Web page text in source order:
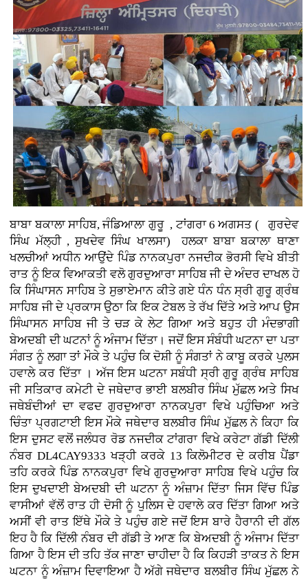
ਬਾਬਾ ਬਕਾਲਾ ਸਾਹਿਬ, ਜੰਡਿਆਲਾ ਗੁਰੂ , ਟਾਂਗਰਾ 6 ਅਗਸਤ ( ਗੁਰਦੇਵ
ਸਿੰਘ ਮੱਲ੍ਹੀ , ਸੁਖਦੇਵ ਸਿੰਘ ਖਾਲਸਾ)
ਹਲਕਾ ਬਾਬਾ ਬਕਾਲਾ ਥਾਣਾ
ਖਲਚੀਆਂ ਅਧੀਨ ਆਉਂਦੇ ਪਿੰਡ ਨਾਨਕਪੁਰਾ ਨਜਦੀਕ ਭੋਰਸੀ ਵਿਖੇ ਬੀਤੀ
ਰਾਤ ਨੂੰ ਇਕ ਵਿਆਕਤੀ ਵਲੋ ਗੁਰਦੁਆਰਾ ਸਾਹਿਬ ਜੀ ਦੇ ਅੰਦਰ ਦਾਖਲ ਹੋ
ਕਿ ਸਿੰਘਾਸਨ ਸਾਹਿਬ ਤੇ ਸੁਭਾਏਮਾਨ ਕੀਤੇ ਗਏ ਧੰਨ ਧੰਨ ਸ੍ਰੀ ਗੁਰੂ ਗ੍ਰੰਥ
ਸਾਹਿਬ ਜੀ ਦੇ ਪ੍ਰਕਾਸ ਉਠਾ ਕਿ ਇਕ ਟੇਬਲ ਤੇ ਰੱਖ ਦਿੱਤੇ ਅਤੇ ਆਪ ਉਸ
ਸਿੰਘਾਸਨ ਸਾਹਿਬ ਜੀ ਤੇ ਚੜ ਕੇ ਲੇਟ ਗਿਆ ਅਤੇ ਬਹੁਤ ਹੀ ਮੰਦਭਾਗੀ
ਬੇਅਦਬੀ ਦੀ ਘਟਨਾਂ ਨੂੰ ਅੰਜਾਮ ਦਿੱਤਾ। ਜਦੋਂ ਇਸ ਸੰਬੰਧੀ ਘਟਨਾ ਦਾ ਪਤਾ
ਸੰਗਤ ਨੂੰ ਲਗਾ ਤਾਂ ਮੌਕੇ ਤੇ ਪਹੁੰਚ ਕਿ ਦੋਸ਼ੀ ਨੂੰ ਸੰਗਤਾਂ ਨੇ ਕਾਬੂ ਕਰਕੇ ਪੁਲਸ
ਹਵਾਲੇ ਕਰ ਦਿੱਤਾ । ਅੱਜ ਇਸ ਘਟਨਾ ਸਬੰਧੀ ਸ੍ਰੀ ਗੁਰੂ ਗ੍ਰੰਥ ਸਾਹਿਬ
ਜੀ ਸਤਿਕਾਰ ਕਮੇਟੀ ਦੇ ਜਥੇਦਾਰ ਭਾਈ ਬਲਬੀਰ ਸਿੰਘ ਮੁੱਛਲ ਅਤੇ ਸਿਖ
ਜਥੇਬੰਦੀਆਂ ਦਾ ਵਫਦ ਗੁਰਦੁਆਰਾ ਨਾਨਕਪੁਰਾ ਵਿਖੇ ਪਹੁੰਚਿਆ ਅਤੇ
ਚਿੰਤਾ ਪ੍ਰਗਟਾਈ ਇਸ ਮੌਕੇ ਜਥੇਦਾਰ ਬਲਬੀਰ ਸਿੰਘ ਮੁੱਛਲ ਨੇ ਕਿਹਾ ਕਿ
ਇਸ ਦੁਸਟ ਵਲੋਂ ਜਲੰਧਰ ਰੋਡ ਨਜਦੀਕ ਟਾਂਗਰਾ ਵਿਖੇ ਕਰੇਟਾ ਗੱਡੀ ਦਿੱਲੀ
ਨੰਬਰ DL4CAY9333 ਖੜ੍ਹੀ ਕਰਕੇ 13 ਕਿਲੋਮੀਟਰ ਦੇ ਕਰੀਬ ਪੈਂਡਾ
ਤਹਿ ਕਰਕੇ ਪਿੰਡ ਨਾਨਕਪੁਰਾ ਵਿਖੇ ਗੁਰਦੁਆਰਾ ਸਾਹਿਬ ਵਿਖੇ ਪਹੁੰਚ ਕਿ
ਇਸ ਦੁਖਦਾਈ ਬੇਅਦਬੀ ਦੀ ਘਟਨਾ ਨੂੰ ਅੰਜ਼ਾਮ ਦਿੱਤਾ ਜਿਸ ਵਿੱਚ ਪਿੰਡ
ਵਾਸੀਆਂ ਵੱਲੋਂ ਰਾਤ ਹੀ ਦੋਸੀ ਨੂੰ ਪੁਲਿਸ ਦੇ ਹਵਾਲੇ ਕਰ ਦਿੱਤਾ ਗਿਆ ਅਤੇ
ਅਸੀਂ ਵੀ ਰਾਤ ਇੱਥੇ ਮੌਕੇ ਤੇ ਪਹੁੰਚ ਗਏ ਜਦੋਂ ਇਸ ਬਾਰੇ ਹੈਰਾਨੀ ਦੀ ਗੱਲ
ਇਹ ਹੈ ਕਿ ਦਿੱਲੀ ਨੰਬਰ ਦੀ ਗੱਡੀ ਤੇ ਆਣ ਕਿ ਬੇਅਦਬੀ ਨੂੰ ਅੰਜਾਮ ਦਿੱਤਾ
ਗਿਆ ਹੈ ਇਸ ਦੀ ਤਹਿ ਤੱਕ ਜਾਣਾ ਚਾਹੀਦਾ ਹੈ ਕਿ ਕਿਹੜੀ ਤਾਕਤ ਨੇ ਇਸ
ਘਟਨਾ ਨੂੰ ਅੰਜ਼ਾਮ ਦਿਵਾਇਆ ਹੈ ਅੱਗੇ ਜਥੇਦਾਰ ਬਲਬੀਰ ਸਿੰਘ ਮੁੱਛਲ ਨੇ